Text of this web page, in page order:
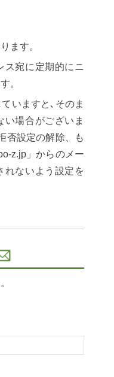
ます。
宛に定期的にニ
。
いますと､そのま
い場合がございま
否設定の解除、も
z.jp」からのメー
れないよう設定を